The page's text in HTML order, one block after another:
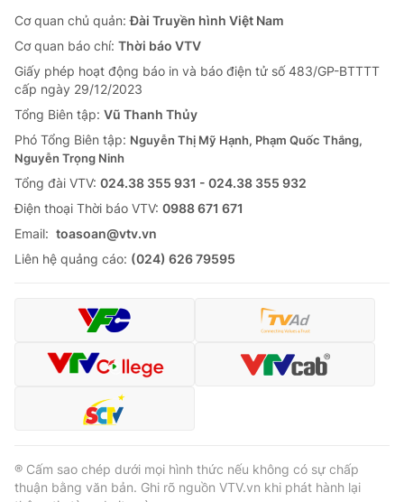
Giải sao mai
Làm đẹp
Chất lượng cuộc sống
Tuyển sinh
Học trực tuyến
Công nghệ
Hitech Công nghệ tương lai
Sản phẩm
Thị trường
Tư vấn
Giao lưu trực tuyến
Lịch phát sóng
Chuyên mục khác
Emagazine Podcast
Video Shorts video
VTV Money
VTV Sức khoẻ Bất động sản
Cơ quan chủ quản:Đài Truyền hình Việt Nam
Cơ quan báo chí: Thời báo VTV
Giấy phép hoạt động báo in và báo điện tử số 483/GP-BTTTT
cấp ngày 29/12/2023
Tổng Biên tập: Vũ Thanh Thủy
Phó Tổng Biên tập: Nguyễn Thị Mỹ Hạnh, Phạm Quốc Thắng,
Nguyễn Trọng Ninh
Tổng đài VTV: 024.38 355 931 - 024.38 355 932
Ðiện thoại Thời báo VTV: 0988 671 671
Email: toasoan@vtv.vn
Liên hệ quảng cáo: (024) 626 79595
® Cấm sao chép dưới mọi hình thức nếu không có sự chấp
thuận bằng văn bản. Ghi rõ nguồn VTV.vn khi phát hành lại